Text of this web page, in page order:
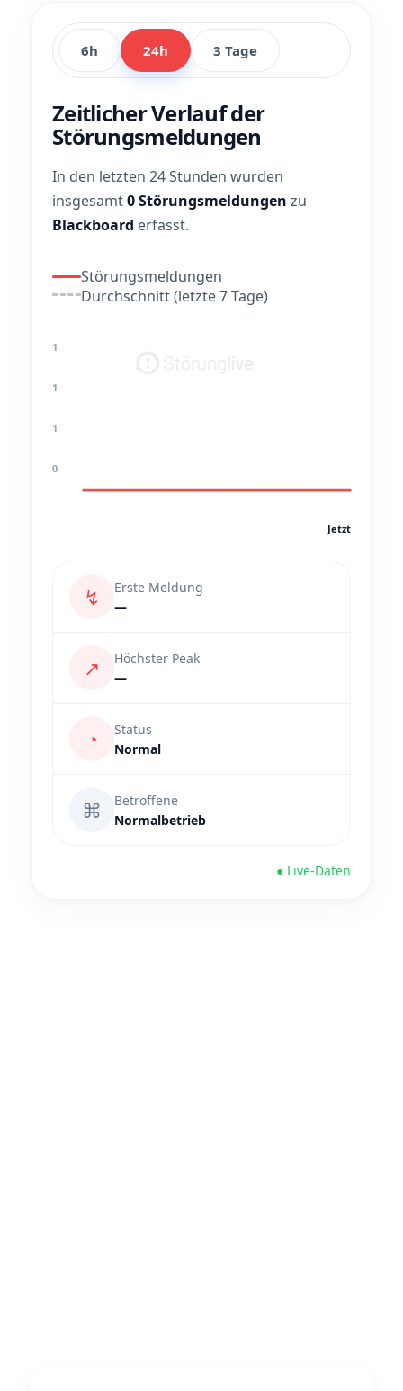
6h 24h 3 Tage
Zeitlicher Verlauf der
Störungsmeldungen
In den letzten 24 Stunden wurden
insgesamt0 Störungsmeldungen zu
Blackboard erfasst.
Störungsmeldungen
Durchschnitt (letzte 7 Tage)
1
1
1
0
Jetzt
↯
Erste Meldung
—
↗
Höchster Peak
—
◔
Status
Normal
⌘
Betroffene
Normalbetrieb
● Live-Daten